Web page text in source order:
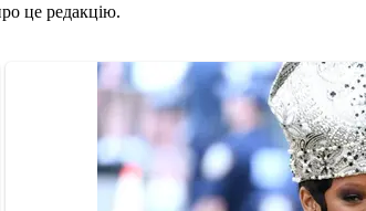
це редакцію.